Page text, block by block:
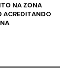
NA ZONA
ACREDITANDO